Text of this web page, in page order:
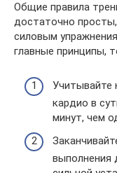
Общие правила
достаточно
силовым
главные принципы,
Учитывайте
кардио в
минут, чем
выполнения